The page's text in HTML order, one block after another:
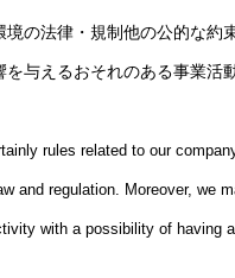
境の法律・規制他の公的な約
を与えるおそれのある事業活
rules related to our
and regulation. Moreover, we
with a possibility of having